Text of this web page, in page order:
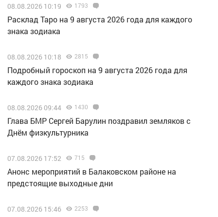
08.08.2026 10:19 1793
Расклад Таро на 9 августа 2026 года для каждого
знака зодиака
08.08.2026 10:18 2815
Подробный гороскоп на 9 августа 2026 года для
каждого знака зодиака
08.08.2026 09:44 1430
Глава БМР Сергей Барулин поздравил земляков с
Днём физкультурника
07.08.2026 17:52 715
Анонс мероприятий в Балаковском районе на
предстоящие выходные дни
07.08.2026 15:46 2253